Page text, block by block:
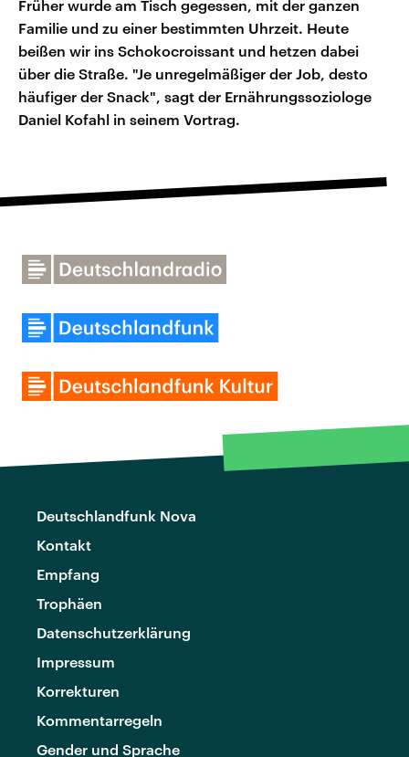
Früher wurde am Tisch gegessen, mit der ganzen
Familie und zu einer bestimmten Uhrzeit. Heute
beißen wir ins Schokocroissant und hetzen dabei
über die Straße. "Je unregelmäßiger der Job, desto
häufiger der Snack", sagt der Ernährungssoziologe
Daniel Kofahl in seinem Vortrag.
Deutschlandfunk Nova
Kontakt
Empfang
Trophäen
Datenschutzerklärung
Impressum
Korrekturen
Kommentarregeln
Gender und Sprache